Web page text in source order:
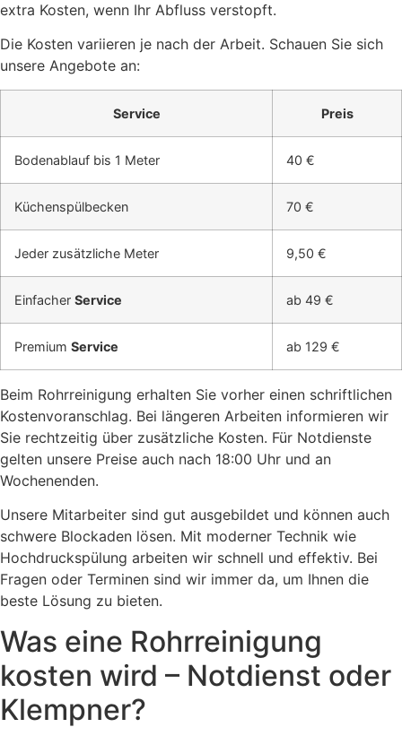
extra Kosten, wenn Ihr Abfluss verstopft.
Die Kosten variieren je nach der Arbeit. Schauen Sie sich
unsere Angebote an:
Service Preis
Bodenablauf bis 1 Meter 40 €
Küchenspülbecken 70 €
Jeder zusätzliche Meter 9,50 €
Einfacher Service ab 49 €
Premium Service ab 129 €
Beim Rohrreinigung erhalten Sie vorher einen schriftlichen
Kostenvoranschlag. Bei längeren Arbeiten informieren wir
Sie rechtzeitig über zusätzliche Kosten. Für Notdienste
gelten unsere Preise auch nach 18:00 Uhr und an
Wochenenden.
Unsere Mitarbeiter sind gut ausgebildet und können auch
schwere Blockaden lösen. Mit moderner Technik wie
Hochdruckspülung arbeiten wir schnell und effektiv. Bei
Fragen oder Terminen sind wir immer da, um Ihnen die
beste Lösung zu bieten.
Was eine Rohrreinigung
kosten wird – Notdienst oder
Klempner?